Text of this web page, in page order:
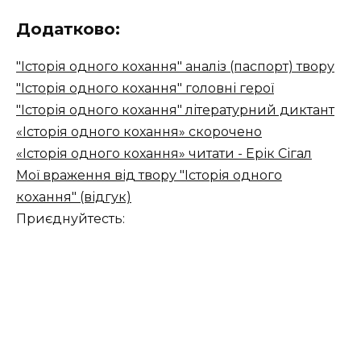
Додатково:
"Історія одного кохання" аналіз (паспорт) твору
"Історія одного кохання" головні герої
"Історія одного кохання" літературний диктант
«Історія одного кохання» скорочено
«Історія одного кохання» читати - Ерік Сігал
Мої враження від твору "Історія одного
кохання" (відгук)
Приєднуйтесть: